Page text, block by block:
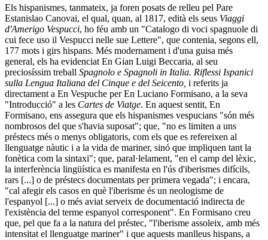
Els hispanismes, tanmateix, ja foren posats de relleu pel Pare
Estanislao Canovai, el qual, quan, al 1817, edità els seus Viaggi
d'Amerigo Vespucci, ho féu amb un "Catalogo di voci spagnuole di
cui fece uso il Vespucci nelle sue Lettere", que contenia, segons ell,
177 mots i girs hispans. Més modernament i d'una guisa més
general, els ha evidenciat En Gian Luigi Beccaria, al seu
preciosíssim treball Spagnolo e Spagnoli in Italia. Riflessi Ispanici
sulla Lengua Italiana del Cinque e del Seicento, i referits ja
directament a En Vespuche per En Luciano Formisano, a la seva
"Introducció" a les Cartes de Viatge. En aquest sentit, En
Formisano, ens assegura que els hispanismes vespucians "són més
nombrosos del que s'havia suposat"; que, "no es limiten a uns
préstecs més o menys obligatoris, com els que es refereixen al
llenguatge nàutic i a la vida de mariner, sinó que impliquen tant la
fonètica com la sintaxi"; que, paral·lelament, "en el camp del lèxic,
la interferència lingüística es manifesta en l'ús d'iberismes difícils,
rars [...] o de préstecs documentats per primera vegada"; i encara,
"cal afegir els casos en què l'iberisme és un neologisme de
l'espanyol [...] o més aviat serveix de documentació indirecta de
l'existència del terme espanyol corresponent". En Formisano creu
que, pel que fa a la natura del préstec, "l'iberisme assoleix, amb més
intensitat el llenguatge mariner" i que aquests manlleus hispans, a